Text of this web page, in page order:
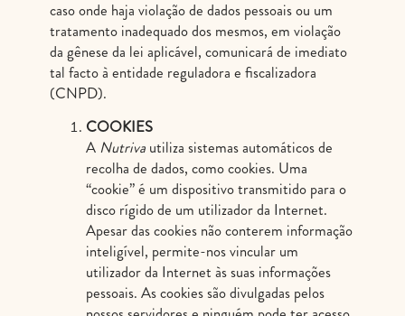
caso onde haja violação de dados pessoais ou um
tratamento inadequado dos mesmos, em violação
da gênese da lei aplicável, comunicará de imediato
tal facto à entidade reguladora e fiscalizadora
(CNPD).
COOKIES
A Nutriva utiliza sistemas automáticos de
recolha de dados, como cookies. Uma
“cookie” é um dispositivo transmitido para o
disco rígido de um utilizador da Internet.
Apesar das cookies não conterem informação
inteligível, permite-nos vincular um
utilizador da Internet às suas informações
pessoais. As cookies são divulgadas pelos